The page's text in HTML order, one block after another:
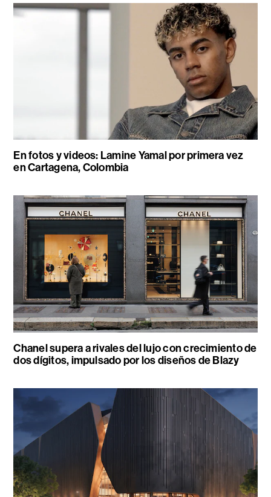
En fotos y videos: Lamine Yamal por primera vez
en Cartagena, Colombia
Chanel supera a rivales del lujo con crecimiento de
dos dígitos, impulsado por los diseños de Blazy